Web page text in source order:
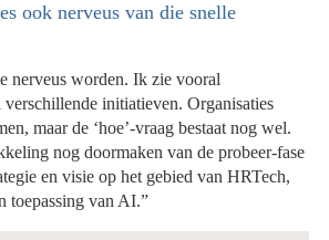
ook nerveus van die snelle
nerveus worden. Ik zie vooral
verschillende initiatieven. Organisaties
maar de ‘hoe’-vraag bestaat nog wel.
nog doormaken van de probeer-fase
en visie op het gebied van HRTech,
toepassing van AI.”